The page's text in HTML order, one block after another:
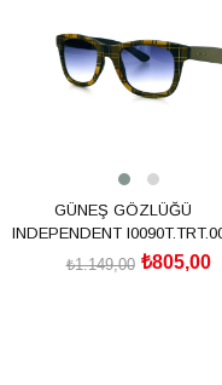
GÜNEŞ GÖZLÜĞÜ
INDEPENDENT
₺805,00
₺1.149,00